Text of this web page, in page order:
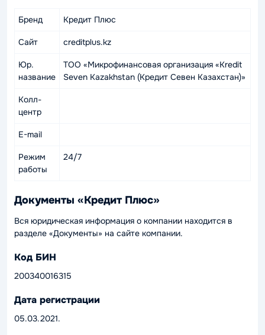
Бренд Кредит Плюс
Сайт creditplus.kz
Юр.
название
ТОО «Микрофинансовая организация «Kredit
Seven Kazakhstan (Кредит Севен Казахстан)»
Колл-
центр
E-mail
Режим
работы
24/7
Документы «Кредит Плюс»
Вся юридическая информация о компании находится в
разделе «Документы» на сайте компании.
Код БИН
200340016315
Дата регистрации
05.03.2021.